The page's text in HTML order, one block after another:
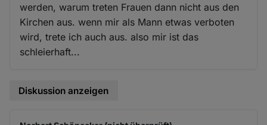
werden, warum treten Frauen dann nicht aus den
Kirchen aus. wenn mir als Mann etwas verboten
wird, trete ich auch aus. also mir ist das
schleierhaft...
Diskussion anzeigen